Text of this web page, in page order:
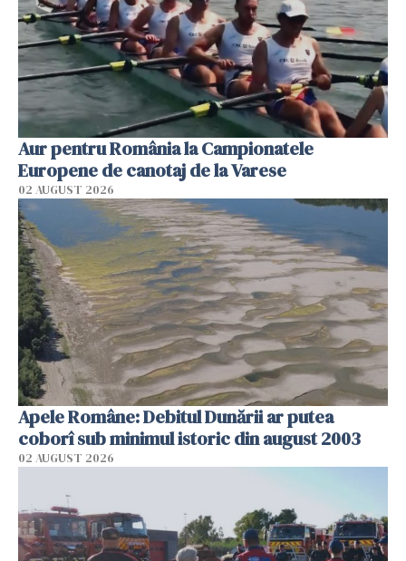
Aur pentru România la Campionatele
Europene de canotaj de la Varese
02 AUGUST 2026
Apele Române: Debitul Dunării ar putea
coborî sub minimul istoric din august 2003
02 AUGUST 2026